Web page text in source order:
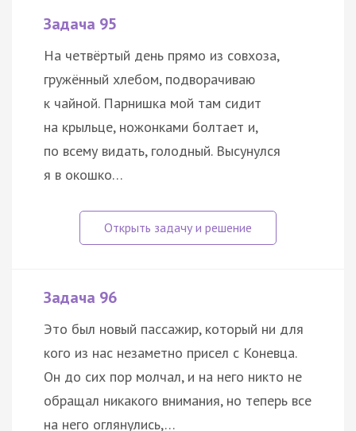
Задача 95
На четвёртый день прямо из совхоза,
гружённый хлебом, подворачиваю
к чайной. Парнишка мой там сидит
на крыльце, ножонками болтает и,
по всему видать, голодный. Высунулся
я в окошко…
Задача 96
Это был новый пассажир, который ни для
кого из нас незаметно присел с Коневца.
Он до сих пор молчал, и на него никто не
обращал никакого внимания, но теперь все
на него оглянулись,…